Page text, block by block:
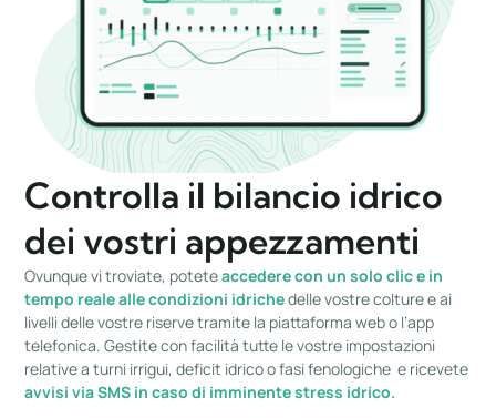
Controlla il bilancio idrico
dei vostri appezzamenti
Ovunque vi troviate, poteteaccedere con un solo clic e in
tempo reale alle condizioni idrichedelle vostre colture e ai
livelli delle vostre riserve tramite la piattaforma web o l’app
telefonica. Gestite con facilità tutte le vostre impostazioni
relative a turni irrigui, deficit idrico o fasifenologiche e ricevete
avvisi via SMS in caso di imminente stress idrico.